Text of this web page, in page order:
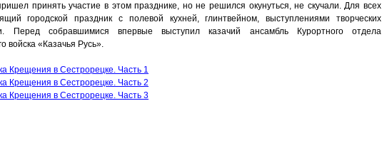
принять участие в этом празднике, но не решился окунуться, не скучали. Для всех
городской праздник с полевой кухней, глинтвейном, выступлениями творческих
Перед собравшимися впервые выступил казачий ансамбль Курортного отдела
войска « Казачья Русь».
Крещения в Сестрорецке. Часть 1
Крещения в Сестрорецке. Часть 2
Крещения в Сестрорецке. Часть 3